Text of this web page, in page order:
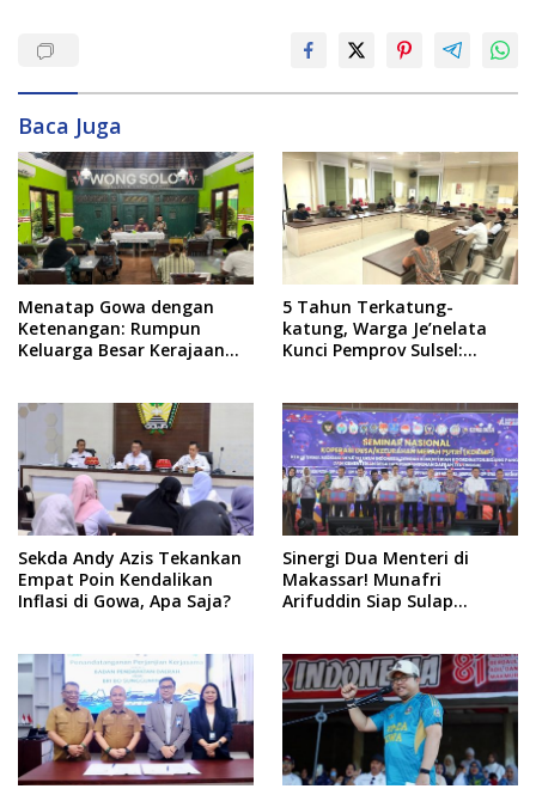
Baca Juga
Menatap Gowa dengan
Ketenangan: Rumpun
Keluarga Besar Kerajaan
Jalur Musyawarah,
Ingatkan Soal Adat dan
Adab
5 Tahun Terkatung-
katung, Warga Je’nelata
Kunci Pemprov Sulsel:
Sekda Andy Azis Tekankan
Empat Poin Kendalikan
Inflasi di Gowa, Apa Saja?
Sinergi Dua Menteri di
Makassar! Munafri
Arifuddin Siap Sulap
Baru